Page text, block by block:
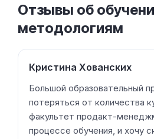
Отзывы об
методологиям
Кристина Хованских
Большой образовательный
потеряться от количества
факультет продакт-
процессе обучения, и хочу